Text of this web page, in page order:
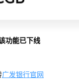
功能已下线
广发银行官网